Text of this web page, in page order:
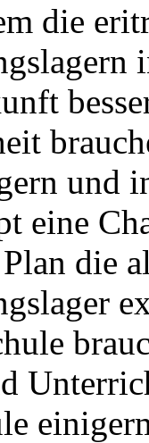
die
und
eine
die